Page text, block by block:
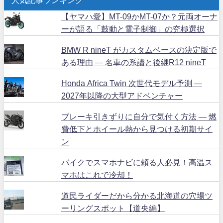
【ヤマハ愛】MT-09かMT-07か？元両オーナ
ーが語る「鼓動と電子制御」の究極選択
BMW R nineT がカスタムベースの決定版で
ある理由 ― 名車の系譜と後継R12 nineT
Honda Africa Twin 次世代モデル予測 ―
2027年以降の大型アドベンチャー
ブレーキ引きずりに自分で気付く方法 ― 燃
費低下とホイール熱から見つける初期サイ
ン
バイクでスマホナビに頼る人必見！高温ス
マホはこれで冷却！
道民ライダーだから分かる北海道の穴場ツ
ーリングスポット【道央編】